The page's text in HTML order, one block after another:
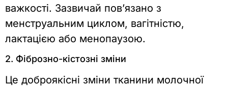
важкості. Зазвичай пов’язано з
менструальним циклом, вагітністю,
лактацією або менопаузою.
2. Фіброзно-кістозні зміни
Це доброякісні зміни тканини молочної